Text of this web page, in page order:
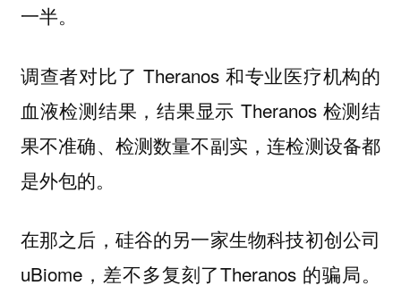
一半。
调查者对比了 Theranos 和专业医疗机构的
血液检测结果，结果显示 Theranos 检测结
果不准确、检测数量不副实，连检测设备都
是外包的。
在那之后，硅谷的另一家生物科技初创公司
uBiome，差不多复刻了Theranos 的骗局。